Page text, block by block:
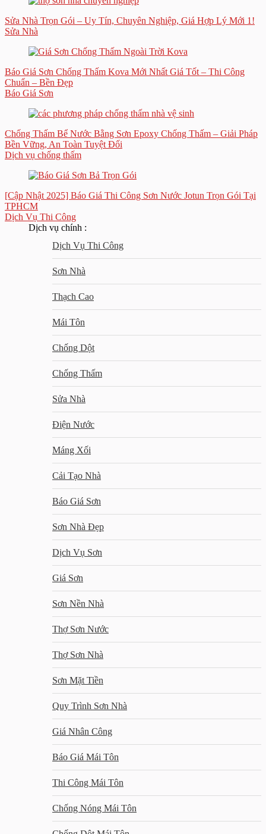
Sửa Nhà Trọn Gói – Uy Tín, Chuyên Nghiệp, Giá Hợp Lý Mới 1!
Sửa Nhà
Báo Giá Sơn Chống Thấm Kova Mới Nhất Giá Tốt – Thi Công
Chuẩn – Bền Đẹp
Báo Giá Sơn
Chống Thấm Bể Nước Bằng Sơn Epoxy Chống Thấm – Giải Pháp
Bền Vững, An Toàn Tuyệt Đối
Dịch vụ chống thấm
[Cập Nhật 2025] Báo Giá Thi Công Sơn Nước Jotun Trọn Gói Tại
TPHCM
Dịch Vụ Thi Công
Dịch vụ chính :
Dịch Vụ Thi Công
Sơn Nhà
Thạch Cao
Mái Tôn
Chống Dột
Chống Thấm
Sửa Nhà
Điện Nước
Máng Xối
Cải Tạo Nhà
Báo Giá Sơn
Sơn Nhà Đẹp
Dịch Vụ Sơn
Giá Sơn
Sơn Nền Nhà
Thợ Sơn Nước
Thợ Sơn Nhà
Sơn Mặt Tiền
Quy Trình Sơn Nhà
Giá Nhân Công
Báo Giá Mái Tôn
Thi Công Mái Tôn
Chống Nóng Mái Tôn